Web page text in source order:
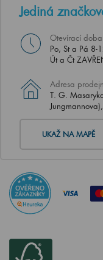
Jediná
Otevírací doba
Po, St a Pá 8-
Út a Čt
Adresa
T. G.
UKAŽ NA MAPĚ